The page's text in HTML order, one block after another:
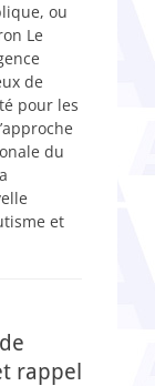
ou
Le
de
pour les
du
et
rappel